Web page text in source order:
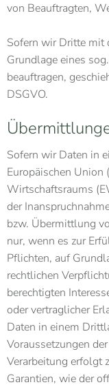
von Beauftragten,
Sofern wir Dritte mit
Grundlage eines
beauftragen,
DSGVO.
Sofern wir Daten in
Europäischen Union
Wirtschaftsraums
der
bzw. Übermittlung
nur, wenn es zur
Pflichten, auf
rechtlichen
berechtigten
oder vertraglicher
Daten in einem
Voraussetzungen
Verarbeitung erfolgt
Garantien, wie der